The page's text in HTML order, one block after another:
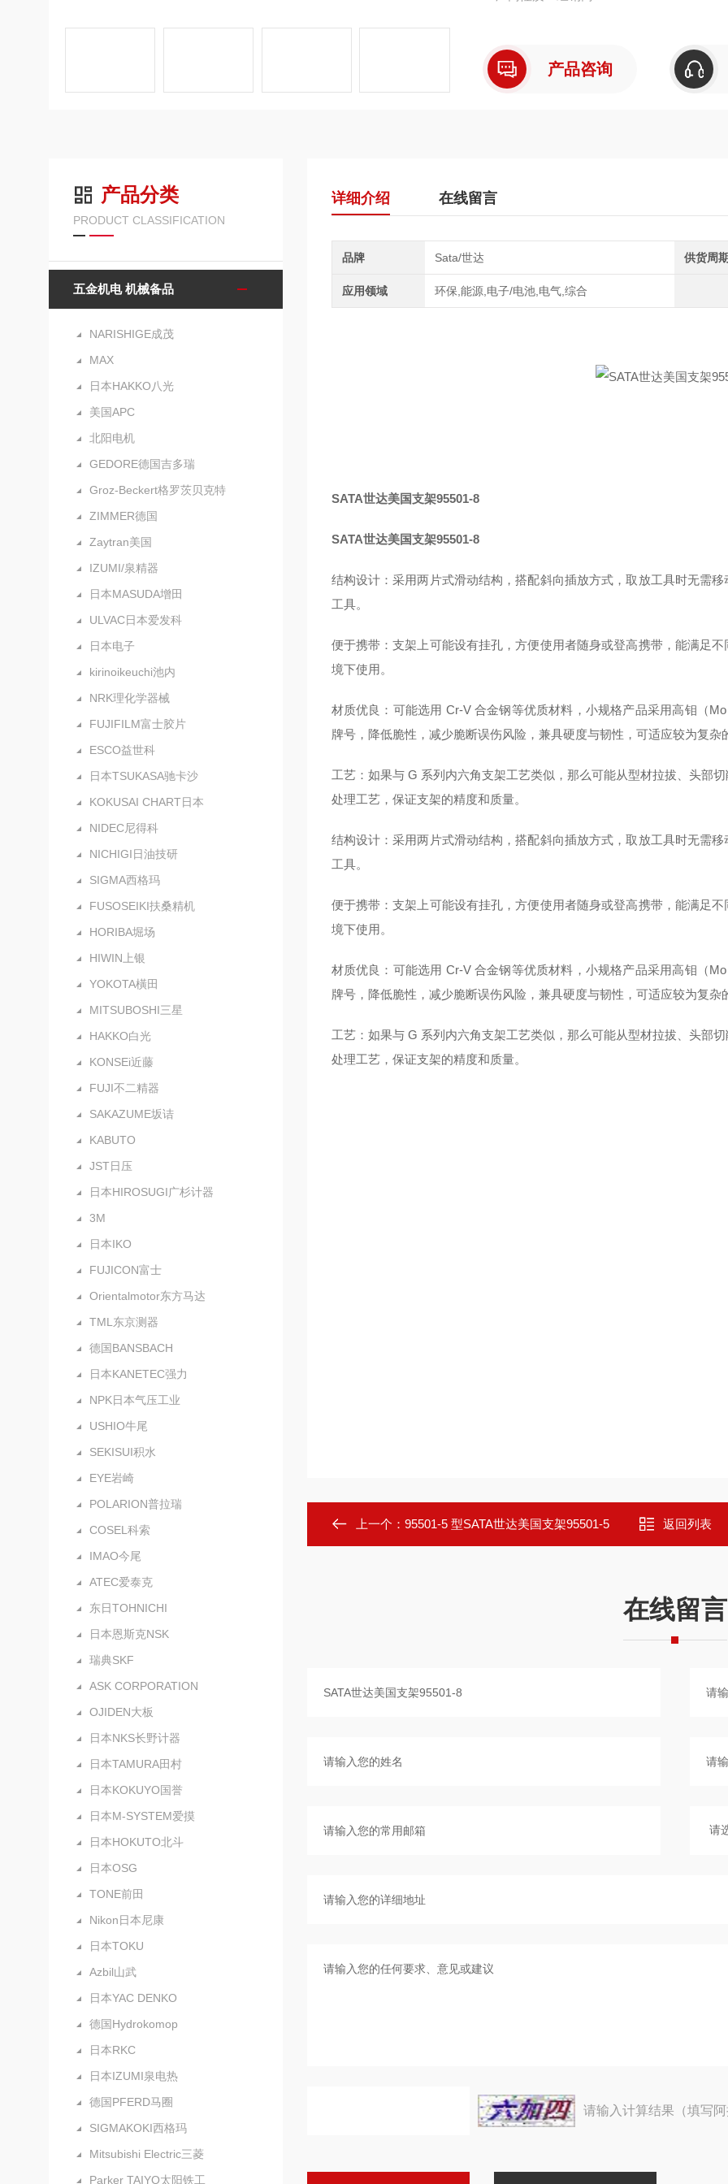
产品咨询
产品分类
PRODUCT CLASSIFICATION
五金机电 机械备品
NARISHIGE成茂
MAX
日本HAKKO八光
美国APC
北阳电机
GEDORE德国吉多瑞
Groz-Beckert格罗茨贝克特
ZIMMER德国
Zaytran美国
IZUMI/泉精器
日本MASUDA增田
ULVAC日本爱发科
日本电子
kirinoikeuchi池内
NRK理化学器械
FUJIFILM富士胶片
ESCO益世科
日本TSUKASA驰卡沙
KOKUSAI CHART日本
NIDEC尼得科
NICHIGI日油技研
SIGMA西格玛
FUSOSEIKI扶桑精机
HORIBA堀场
HIWIN上银
YOKOTA橫田
MITSUBOSHI三星
HAKKO白光
KONSEi近藤
FUJI不二精器
SAKAZUME坂诘
KABUTO
JST日压
日本HIROSUGI广杉计器
3M
日本IKO
FUJICON富士
Orientalmotor东方马达
TML东京测器
德国BANSBACH
日本KANETEC强力
NPK日本气压工业
USHIO牛尾
SEKISUI积水
EYE岩崎
POLARION普拉瑞
COSEL科索
IMAO今尾
ATEC爱泰克
东日TOHNICHI
日本恩斯克NSK
瑞典SKF
ASK CORPORATION
OJIDEN大板
日本NKS长野计器
日本TAMURA田村
日本KOKUYO国誉
日本M-SYSTEM爱摸
日本HOKUTO北斗
日本OSG
TONE前田
Nikon日本尼康
日本TOKU
Azbil山武
日本YAC DENKO
德国Hydrokomop
日本RKC
日本IZUMI泉电热
德国PFERD马圈
SIGMAKOKI西格玛
Mitsubishi Electric三菱
Parker TAIYO太阳铁工
详细介绍 在线留言
品牌 Sata/世达 供货周
应用领域 环保,能源,电子/电池,电气,综合
SATA世达美国支架95501-8
SATA世达美国支架95501-8
结构设计：采用两片式滑动结构，搭配斜向插放方式，取放工具时无需
工具。
便于携带：支架上可能设有挂孔，方便使用者随身或登高携带，能满足
境下使用。
材质优良：可能选用 Cr-V 合金钢等优质材料，小规格产品采用高钼（
牌号，降低脆性，减少脆断误伤风险，兼具硬度与韧性，可适应较为复
工艺：如果与 G 系列内六角支架工艺类似，那么可能从型材拉拔、头部
处理工艺，保证支架的精度和质量。
结构设计：采用两片式滑动结构，搭配斜向插放方式，取放工具时无需
工具。
便于携带：支架上可能设有挂孔，方便使用者随身或登高携带，能满足
境下使用。
材质优良：可能选用 Cr-V 合金钢等优质材料，小规格产品采用高钼（
牌号，降低脆性，减少脆断误伤风险，兼具硬度与韧性，可适应较为复
工艺：如果与 G 系列内六角支架工艺类似，那么可能从型材拉拔、头部
处理工艺，保证支架的精度和质量。
上一个： 95501-5 型SATA世达美国支架95501-5 返回列表
在线留言
请输入计算结果（填写